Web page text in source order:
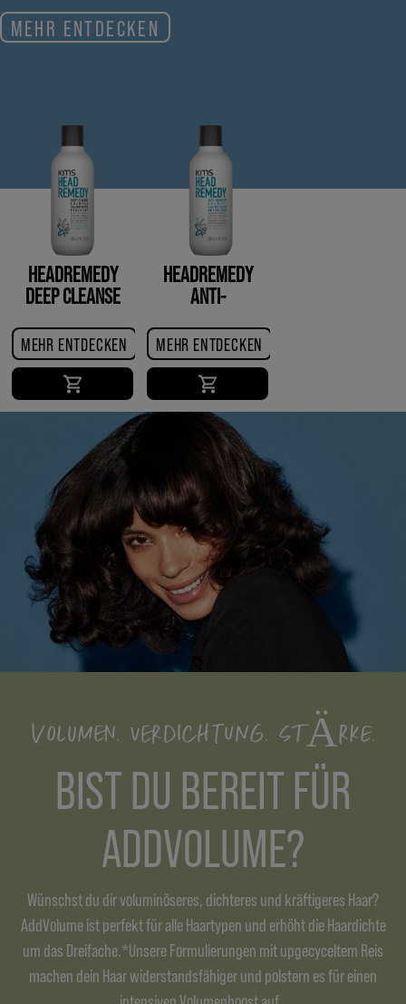
MEHR ENTDECKEN
HEADREMEDY
DEEP CLEANSE
MEHR ENTDECKEN
HEADREMEDY
ANTI-
SHAMPOO
MEHR ENTDECKEN
VOLUMEN. VERDICHTUNG. STÄRKE.
BIST DU BEREIT FÜR
ADDVOLUME?
Wünschst du dir voluminöseres, dichteres und kräftigeres Haar?
AddVolume ist perfekt für alle Haartypen und erhöht die Haardichte
um das Dreifache.*Unsere Formulierungen mit upgecyceltem Reis
machen dein Haar widerstandsfähiger und polstern es für einen